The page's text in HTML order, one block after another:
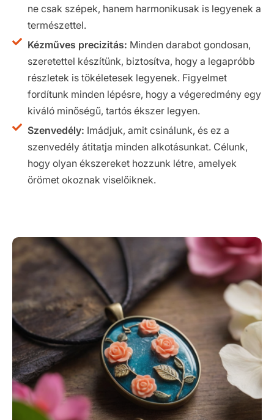
ne csak szépek, hanem harmonikusak is legyenek a
természettel.
Kézműves precizitás: Minden darabot gondosan,
szeretettel készítünk, biztosítva, hogy a legapróbb
részletek is tökéletesek legyenek. Figyelmet
fordítunk minden lépésre, hogy a végeredmény egy
kiváló minőségű, tartós ékszer legyen.
Szenvedély: Imádjuk, amit csinálunk, és ez a
szenvedély átitatja minden alkotásunkat. Célunk,
hogy olyan ékszereket hozzunk létre, amelyek
örömet okoznak viselőiknek.